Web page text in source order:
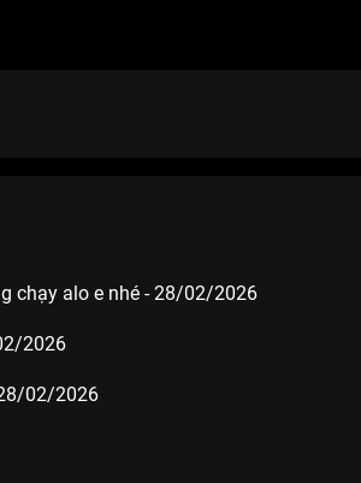
chạy alo e nhé - 28/02/2026
2026
02/2026